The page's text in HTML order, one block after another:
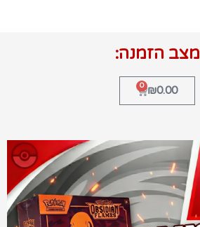
מצב הזמנה:
₪0.00
0